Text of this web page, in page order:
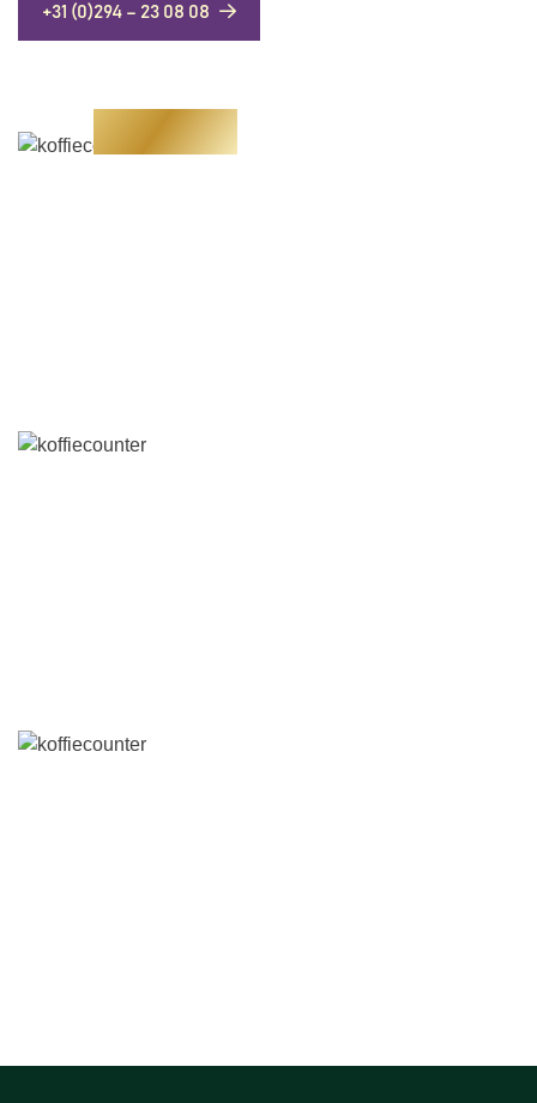
+31 (0)294 – 23 08 08